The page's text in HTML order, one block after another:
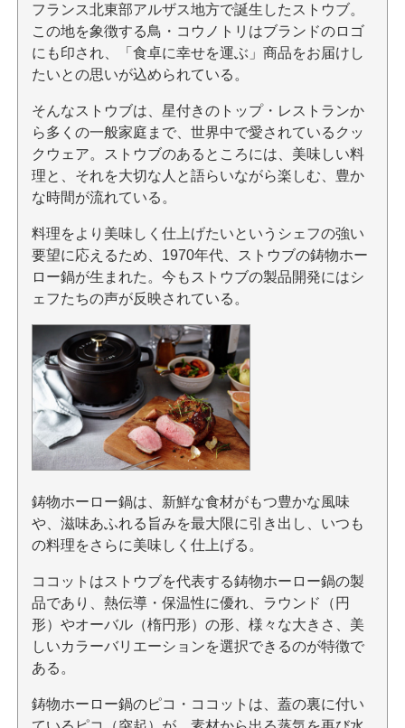
フランス北東部アルザス地方で誕生したストウブ。
この地を象徴する鳥・コウノトリはブランドのロゴ
にも印され、「食卓に幸せを運ぶ」商品をお届けし
たいとの思いが込められている。
そんなストウブは、星付きのトップ・レストランか
ら多くの一般家庭まで、世界中で愛されているクッ
クウェア。ストウブのあるところには、美味しい料
理と、それを大切な人と語らいながら楽しむ、豊か
な時間が流れている。
料理をより美味しく仕上げたいというシェフの強い
要望に応えるため、1970年代、ストウブの鋳物ホー
ロー鍋が生まれた。今もストウブの製品開発にはシ
ェフたちの声が反映されている。
鋳物ホーロー鍋は、新鮮な食材がもつ豊かな風味
や、滋味あふれる旨みを最大限に引き出し、いつも
の料理をさらに美味しく仕上げる。
ココットはストウブを代表する鋳物ホーロー鍋の製
品であり、熱伝導・保温性に優れ、ラウンド（円
形）やオーバル（楕円形）の形、様々な大きさ、美
しいカラーバリエーションを選択できるのが特徴で
ある。
鋳物ホーロー鍋のピコ・ココットは、蓋の裏に付い